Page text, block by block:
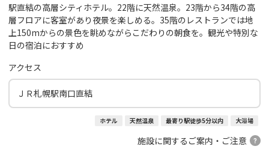
駅直結の高層シティホテル。22階に天然温泉。23階から34階の高
層フロアに客室があり夜景を楽しめる。35階のレストランでは地
上150mからの景色を眺めながらこだわりの朝食を。観光や特別な
日の宿泊におすすめ
アクセス
ＪＲ札幌駅南口直結
ホテル 天然温泉 最寄り駅徒歩5分以内 大浴場
施設に関するご案内・ご注意